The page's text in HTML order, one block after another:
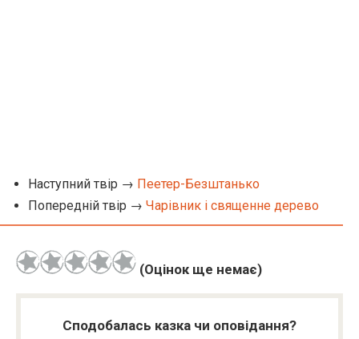
Наступний твір → Пеетер-Безштанько
Попередній твір → Чарівник і священне дерево
(Оцінок ще немає)
Сподобалась казка чи оповідання?